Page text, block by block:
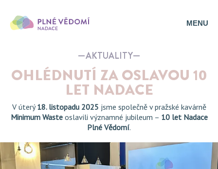
MENU
AKTUALITY
OHLÉDNUTÍ ZA OSLAVOU 10
LET NADACE
V úterý18. listopadu 2025 jsme společně v pražské kavárně
Minimum Wasteoslavili významné jubileum – 10 let Nadace
Plné Vědomí.